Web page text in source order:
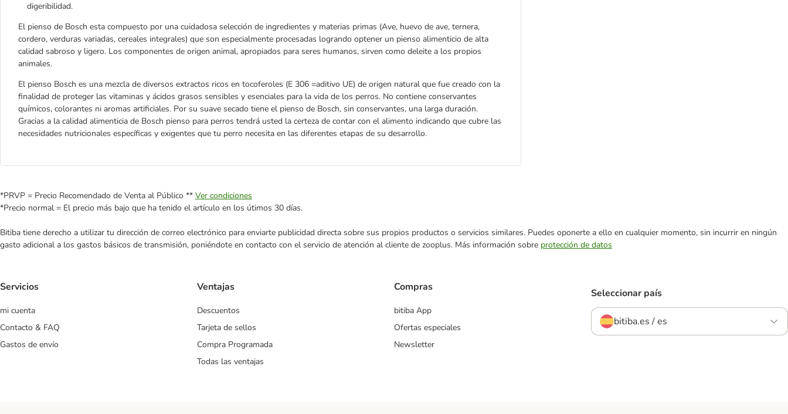
digeribilidad.
El pienso de Bosch esta compuesto por una cuidadosa selección de ingredientes y materias primas (Ave, huevo de ave, ternera,
cordero, verduras variadas, cereales integrales) que son especialmente procesadas logrando optener un pienso alimenticio de alta
calidad sabroso y ligero. Los componentes de origen animal, apropiados para seres humanos, sirven como deleite a los propios
animales.
El pienso Bosch es una mezcla de diversos extractos ricos en tocoferoles (E 306 =aditivo UE) de origen natural que fue creado con la
finalidad de proteger las vitaminas y ácidos grasos sensibles y esenciales para la vida de los perros. No contiene conservantes
químicos, colorantes ni aromas artificiales. Por su suave secado tiene el pienso de Bosch, sin conservantes, una larga duración.
Gracias a la calidad alimenticia de Bosch pienso para perros tendrá usted la certeza de contar con el alimento indicando que cubre las
necesidades nutricionales específicas y exigentes que tu perro necesita en las diferentes etapas de su desarrollo.
*PRVP = Precio Recomendado de Venta al Público ** Ver condiciones
*Precio normal = El precio más bajo que ha tenido el artículo en los útimos 30 días.
Bitiba tiene derecho a utilizar tu dirección de correo electrónico para enviarte publicidad directa sobre sus propios productos o servicios similares. Puedes oponerte a ello en cualquier momento, sin incurrir en ningún
gasto adicional a los gastos básicos de transmisión, poniéndote en contacto con el servicio de atención al cliente de zooplus. Más información sobre protección de datos
Servicios
mi cuenta
Contacto & FAQ
Gastos de envío
Ventajas
Descuentos
Tarjeta de sellos
Compra Programada
Todas las ventajas
Compras
bitiba App
Ofertas especiales
Newsletter
Seleccionar país
bitiba.es / es